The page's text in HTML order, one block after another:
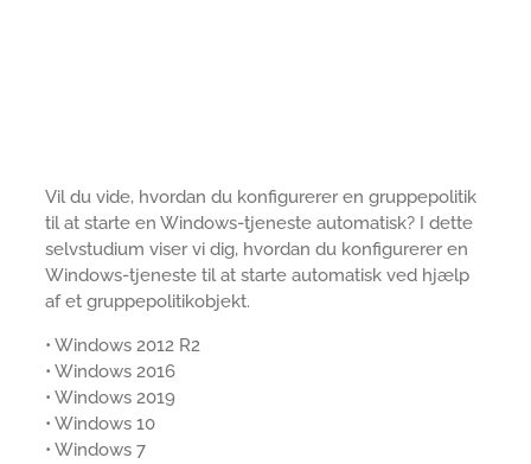
Vil du vide, hvordan du konfigurerer en gruppepolitik
til at starte en Windows-tjeneste automatisk? I dette
selvstudium viser vi dig, hvordan du konfigurerer en
Windows-tjeneste til at starte automatisk ved hjælp
af et gruppepolitikobjekt.
• Windows 2012 R2
• Windows 2016
• Windows 2019
• Windows 10
• Windows 7